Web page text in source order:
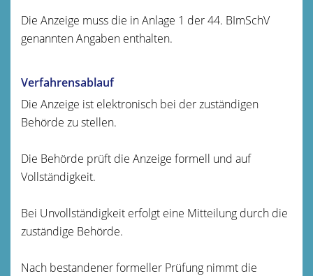
Die Anzeige muss die in Anlage 1 der 44. BImSchV
genannten Angaben enthalten.
Verfahrensablauf
Die Anzeige ist elektronisch bei der zuständigen
Behörde zu stellen.
Die Behörde prüft die Anzeige formell und auf
Vollständigkeit.
Bei Unvollständigkeit erfolgt eine Mitteilung durch die
zuständige Behörde.
Nach bestandener formeller Prüfung nimmt die